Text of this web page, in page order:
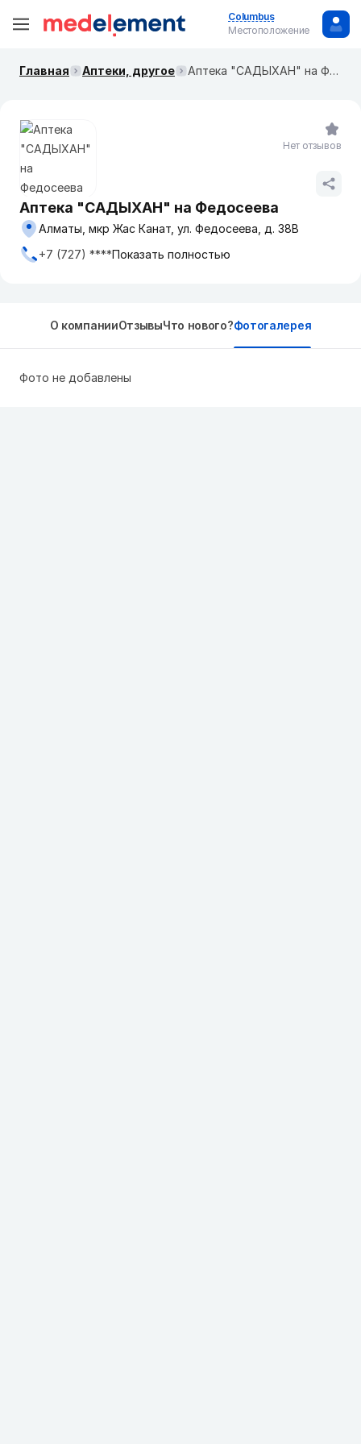
Columbus
Местоположение
Главная Аптеки, другое Аптека "САДЫХАН" на Федосеева
Аптека "САДЫХАН" на Федосеева
Алматы, мкр Жас Канат, ул. Федосеева, д. 38В
+7 (727) ****Показать полностью
Нет отзывов
О компанииОтзывыЧто нового?Фотогалерея
Фото не добавлены